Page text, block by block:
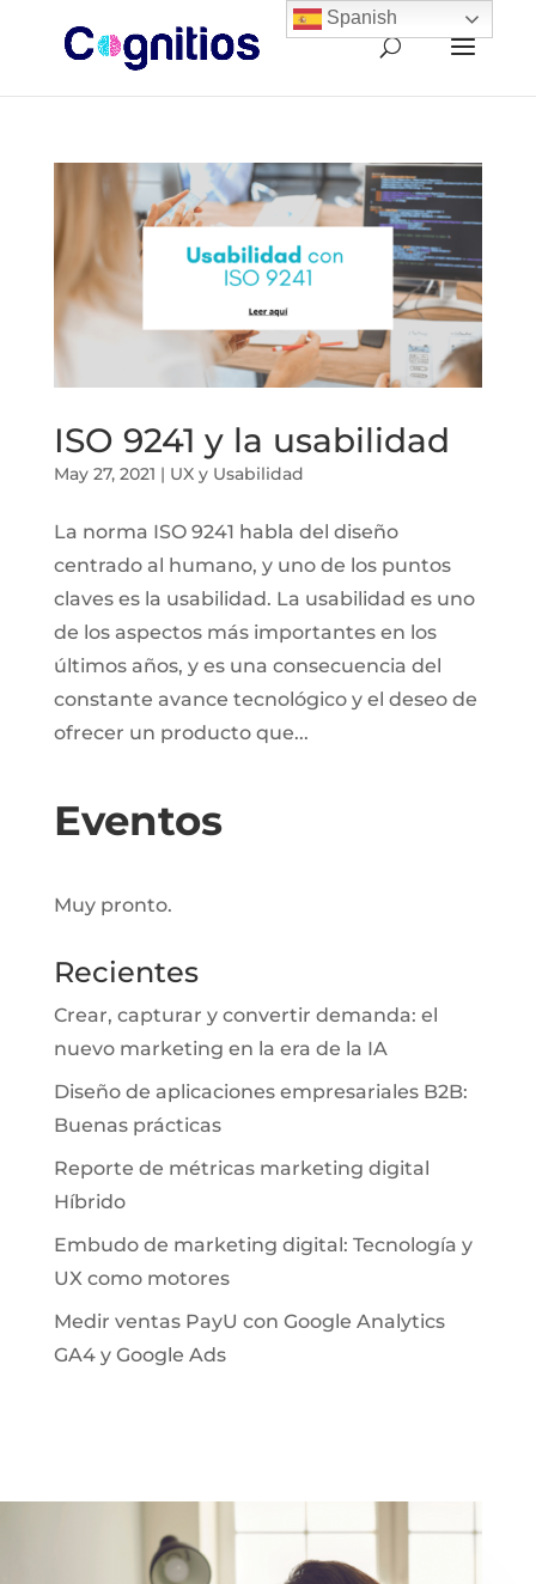
ISO 9241 y la usabilidad
May 27, 2021 | UX y Usabilidad
La norma ISO 9241 habla del diseño
centrado al humano, y uno de los puntos
claves es la usabilidad. La usabilidad es uno
de los aspectos más importantes en los
últimos años, y es una consecuencia del
constante avance tecnológico y el deseo de
ofrecer un producto que...
Eventos
Muy pronto.
Recientes
Crear, capturar y convertir demanda: el
nuevo marketing en la era de la IA
Diseño de aplicaciones empresariales B2B:
Buenas prácticas
Reporte de métricas marketing digital
Híbrido
Embudo de marketing digital: Tecnología y
UX como motores
Medir ventas PayU con Google Analytics
GA4 y Google Ads
Spanish